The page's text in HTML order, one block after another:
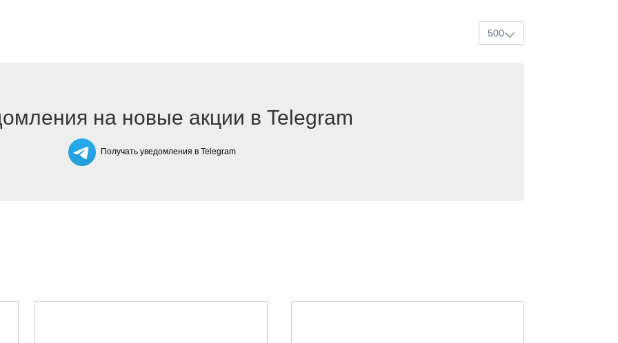
500
на новые акции в Telegram
Получать уведомления в Telegram